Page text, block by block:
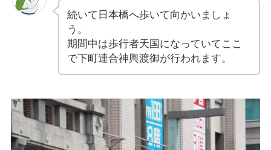
続いて日本橋へ歩いて向かいましょ
う。
期間中は歩行者天国になっていてここ
で下町連合神輿渡御が行われます。